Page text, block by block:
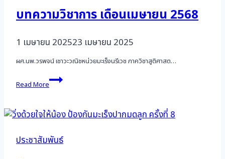
Asia
บทความวิชาการ เดือนเมษายน 2568
1 เมษายน 202523 เมษายน 2025
ผศ.นพ.วรพจน์ เชาวะวณิชหน่วยมะเร็งนรีเวช ภาควิชาสูติศาสต…
Read More
บทความ
วิชาการ
เมษายน
2568
ประชาสัมพันธ์